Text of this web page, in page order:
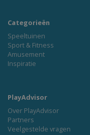
Categorieën
Speeltuinen
Sport & Fitness
Amusement
Inspiratie
PlayAdvisor
Over PlayAdvisor
Partners
Veelgestelde vragen